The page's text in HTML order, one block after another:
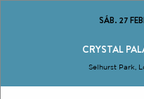
SÁB. 27
CRYSTAL
Selhurst Park,